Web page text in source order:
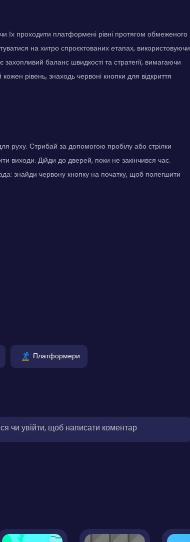
проходити платформені рівні протягом обмеженого
на хитро спроєктованих етапах, використовуючи
баланс швидкості та стратегії, вимагаючи
рівень, знаходь червоні кнопки для відкриття
руху. Стрибай за допомогою пробілу або стрілки
виходи. Дійди до дверей, поки не закінчився час.
знайди червону кнопку на початку, щоб полегшити
Платформери
чи увійти, щоб написати коментар